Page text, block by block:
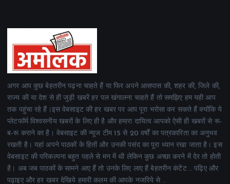
अगर आप कुछ बेहतरीन पढ़ना चाहते हैं या फिर अपने आसपास की, शहर की, जिले की,
राज्य की या देश से ही जुड़ी खबरें हर पल खंगालना चाहते हैं तो समझिए हम यही आप
तक पहुंचा रहे हैं।इस वेबसाइट की हर खबर पर आप पूरा भरोसा कर सकते हैं क्योंकि ये
प्लेटफॉर्म विश्वसनीय खबरों के लिए ही है और हमारा दायित्व आपको ऐसी ही खबरों से रू-
ब-रू कराने का है। वेबसाइट की न्यूज टीम 15 से 20 वर्षों का पत्रकारिता का अनुभव
रखती है। यहां अपने पाठकों के हितों और उनकी पसंद का पूरा ध्यान रखा जाता है। इस
वेबसाइट की परिकल्पना बहुत पहले से मन में थी लेकिन कुछ अच्छा करने में देर तो होती
है। अब जब पाठकों के सामने आए हैं तो उनके लिए लाए हैं बेहतरीन कंटेंट .. पढ़िए और
पढ़ाइए और हर खबर देखिये हमारी कलम की आपके नजरिये से ..